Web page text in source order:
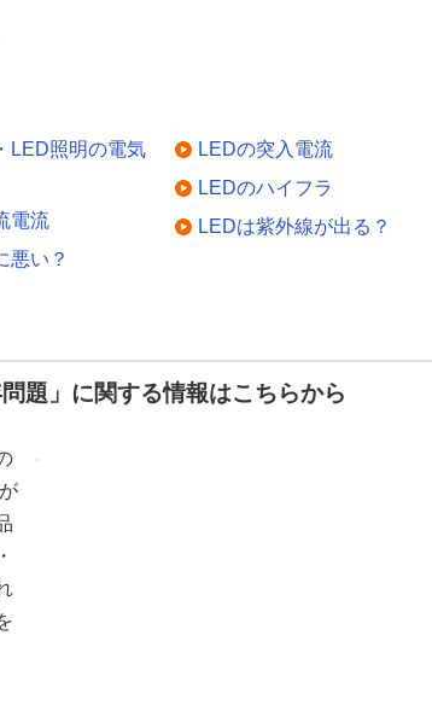
LED照明の電気
電流
悪い？
LEDの突入電流
LEDのハイフラ
LEDは紫外線が出る？
題」に関する情報はこちらから